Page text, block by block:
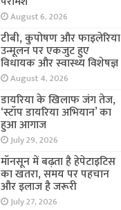
August 6, 2026
टीबी, कुपोषण और फाइलेरिया
उन्मूलन पर एकजुट हुए
विधायक और स्वास्थ्य विशेषज्ञ
August 4, 2026
डायरिया के खिलाफ जंग तेज,
‘स्टॉप डायरिया अभियान’ का
हुआ आगाज
July 29, 2026
मॉनसून में बढ़ता है हेपेटाइटिस
का खतरा, समय पर पहचान
और इलाज है जरूरी
July 27, 2026